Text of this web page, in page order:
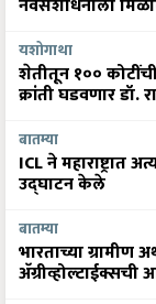
यशोगाथा
शेतीतून १००
क्रांती घडवणार डॉ.
बातम्या
ICL ने महाराष्ट्रात
उद्घाटन केले
बातम्या
भारताच्या ग्रामीण
अ‍ॅग्रीव्होल्टाईक्सची